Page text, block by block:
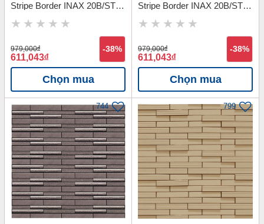
Stripe Border INAX 20B/STB-
979,000đ
611,043đ
-38%
Chọn mua
Stripe Border INAX 20B/STB-
979,000đ
611,043đ
-38%
Chọn mua
744 799